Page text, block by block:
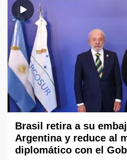
Brasil retira a su
Argentina y reduce al
diplomático con el